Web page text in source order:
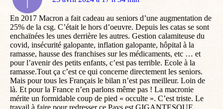
En 2017 Macron a fait cadeau au seniors d’une augmentation de
25% de la csg. C’était le hors d’oeuvre. Depuis les catas se sont
enchaïnées les unes derrière les autres. Gestion calamiteuse du
covid, insécurité galopante, inflation galopante, hôpital à la
ramasse, hausse des franchises sur les médicaments, etc … et
pour l’avenir des petits enfants, c’est pas terrible. Ecole à la
ramasse.Tout ça c’est ce qui concerne directement les seniors.
Mais pour tous les Français le bilan n’est pas meilleur. Loin de
là. Et pour la France n’en parlons même pas ! La macronie
mérite un formidable coup de pied « occulte ». C’est triste. Le
travail à faire pour redresser ce Pays est GIGANTESQUE.